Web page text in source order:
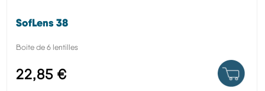
SofLens 38
Boite de 6 lentilles
22,85 €